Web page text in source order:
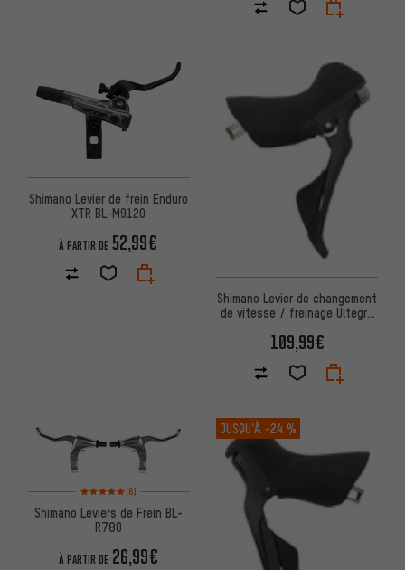
Shimano Levier de frein Enduro
XTR BL-M9120
À PARTIR DE 52,99€
Shimano Levier de changement
de vitesse / freinage Ultegra
109,99€
Note moyenne : 5 sur 5 d'après 6 avis
(6)
Shimano Leviers de Frein BL-
R780
À PARTIR DE 26,99€
JUSQU’À -24 %